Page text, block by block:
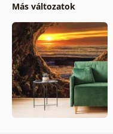
Más változatok